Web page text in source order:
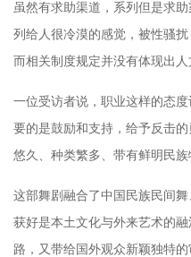
虽然有求助渠道，系列但是求
列给人很冷漠的感觉，被性骚
而相关制度规定并没有体现出人
一位受访者说，职业这样的态
要的是鼓励和支持，给予反击
悠久、种类繁多、带有鲜明民族
这部舞剧融合了中国民族民间
获好是本土文化与外来艺术的
路，又带给国外观众新颖独特